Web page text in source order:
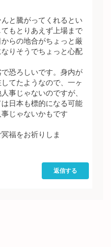
と騰がってくれるとい
もとりあえず上場まで
らの地合がちょっと厳
りそうでちょっと心配
恐ろしいです。身内が
てたようなので、一ヶ
事じゃないのですが、
日本も標的になる可能
じゃないかもです
福をお祈りしま
返信する